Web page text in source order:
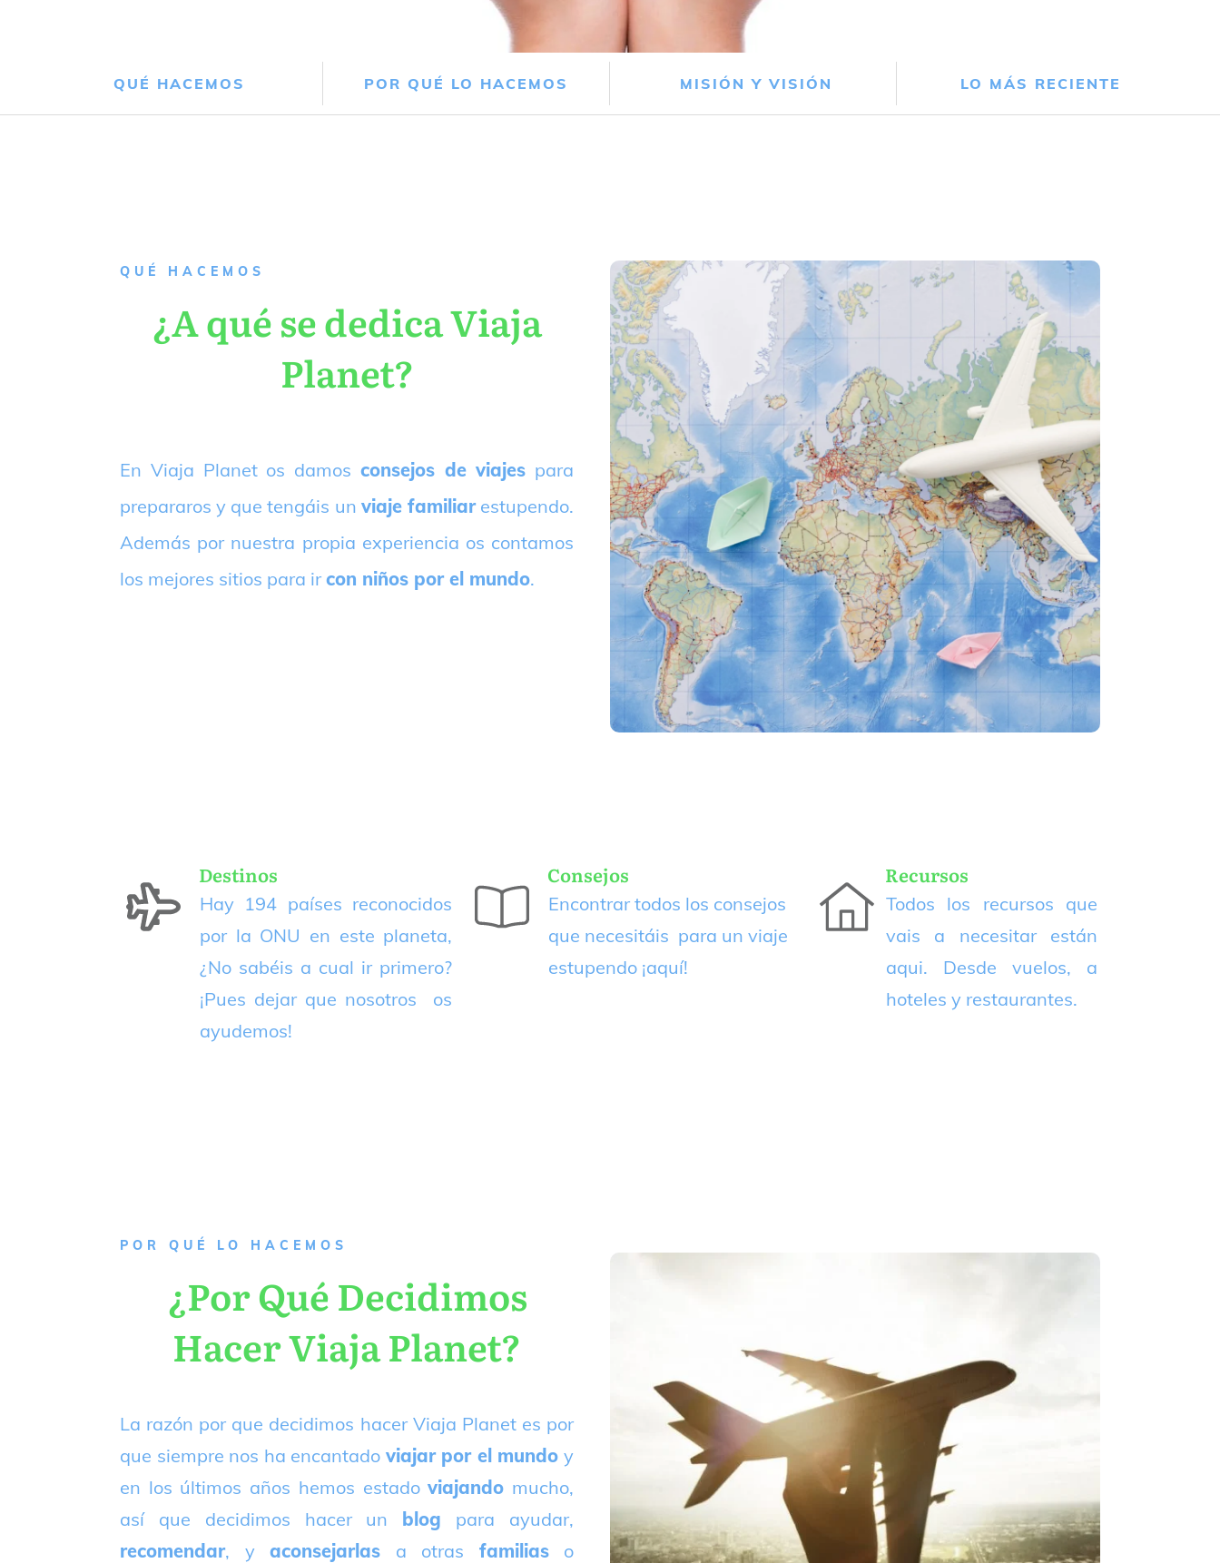
QUÉ HACEMOS POR QUÉ LO HACEMOS MISIÓN Y VISIÓN LO MÁS RECIENTE
QUÉ HACEMOS
¿A qué se dedica Viaja
Planet?
En Viaja Planet os damos consejos de viajes para
prepararos y que tengáis un viaje familiarestupendo.
Además por nuestra propia experiencia os contamos
los mejores sitios para ir con niños por el mundo.
Destinos
Hay 194 países reconocidos
por la ONU en este planeta,
¿No sabéis a cual ir primero?
¡Pues dejar que nosotros os
ayudemos!
Consejos
Encontrar todos los consejos
que necesitáis para un viaje
estupendo ¡aquí!
Recursos
Todos los recursos que
vais a necesitar están
aqui. Desde vuelos, a
hoteles y restaurantes.
P OR QUÉ LO HACEMOS
¿Por Qué Decidimos
Hacer Viaja Planet?
La razón por que decidimos hacer Viaja Planet es por
que siempre nos ha encantado viajar por el mundo y
en los últimos años hemos estadoviajando mucho,
así que decidimos hacer un blog para ayudar,
recomendar, y aconsejarlas a otras familiaso